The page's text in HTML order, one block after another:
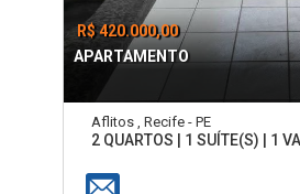
R$ 420.000,00
APARTAMENTO
Aflitos , Recife - PE
2 QUARTOS | 1 SUÍTE(S) | 1